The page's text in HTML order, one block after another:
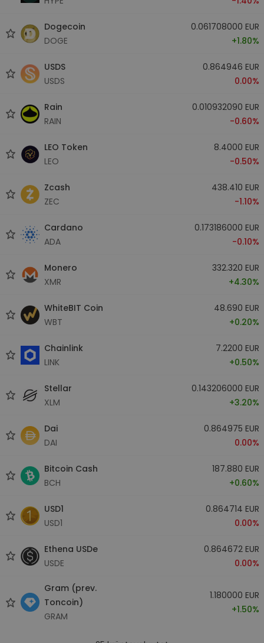
Dogecoin
DOGE
0.061708000 EUR
+1.80%
USDS
USDS
0.864946 EUR
0.00%
Rain
RAIN
0.010932090 EUR
-0.60%
LEO Token
LEO
8.4000 EUR
-0.50%
Zcash
ZEC
438.410 EUR
-1.10%
Cardano
ADA
0.173186000 EUR
-0.10%
Monero
XMR
332.320 EUR
+4.30%
WhiteBIT Coin
WBT
48.690 EUR
+0.20%
Chainlink
LINK
7.2200 EUR
+0.50%
Stellar
XLM
0.143206000 EUR
+3.20%
Dai
DAI
0.864975 EUR
0.00%
Bitcoin Cash
BCH
187.880 EUR
+0.60%
USD1
USD1
0.864714 EUR
0.00%
Ethena USDe
USDE
0.864672 EUR
0.00%
Gram (prev.
Toncoin)
GRAM
1.180000 EUR
+1.50%